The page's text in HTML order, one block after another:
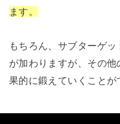
ます。
もちろん、サブターゲ
が加わりますが、その
果的に鍛えていくことが